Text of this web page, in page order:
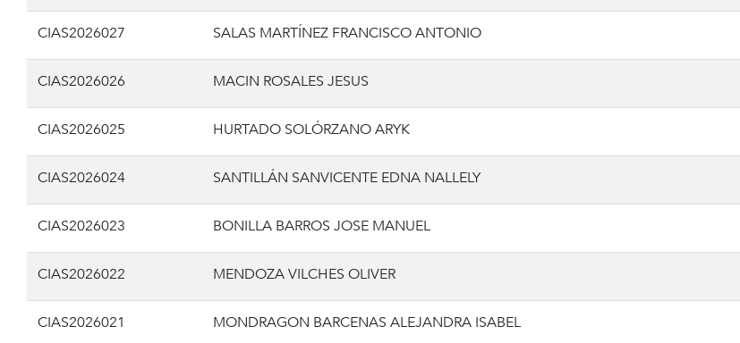
CIAS2026027 SALAS MARTÍNEZ FRANCISCO ANTONIO
CIAS2026026 MACIN ROSALES JESUS
CIAS2026025 HURTADO SOLÓRZANO ARYK
CIAS2026024 SANTILLÁN SANVICENTE EDNA NALLELY
CIAS2026023 BONILLA BARROS JOSE MANUEL
CIAS2026022 MENDOZA VILCHES OLIVER
CIAS2026021 MONDRAGON BARCENAS ALEJANDRA ISABEL